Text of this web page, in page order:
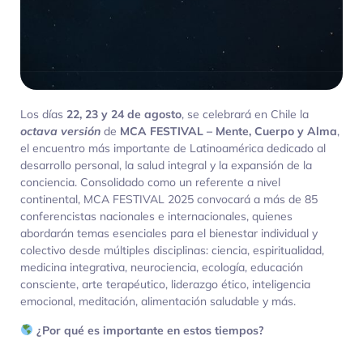
Los días 22, 23 y 24 de agosto, se celebrará en Chile la
octava versión de MCA FESTIVAL – Mente, Cuerpo y Alma,
el encuentro más importante de Latinoamérica dedicado al
desarrollo personal, la salud integral y la expansión de la
conciencia. Consolidado como un referente a nivel
continental, MCA FESTIVAL 2025 convocará a más de 85
conferencistas nacionales e internacionales, quienes
abordarán temas esenciales para el bienestar individual y
colectivo desde múltiples disciplinas: ciencia, espiritualidad,
medicina integrativa, neurociencia, ecología, educación
consciente, arte terapéutico, liderazgo ético, inteligencia
emocional, meditación, alimentación saludable y más.
¿Por qué es importante en estos tiempos?